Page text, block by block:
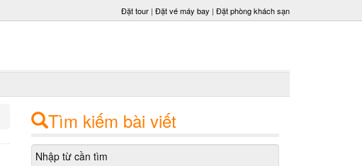
Đặt tour | Đặt vé máy bay | Đặt phòng khách sạn
Tìm kiếm bài viết